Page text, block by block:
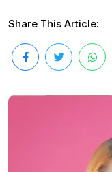
Share This Article: